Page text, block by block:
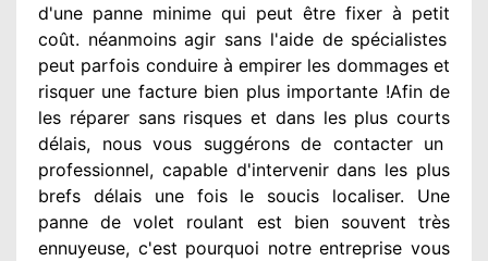
d'une panne minime qui peut être fixer à petit
coût. néanmoinsagir sans l'aide de spécialistes
peut parfois conduire à empirer les dommageset
risquer une facture bien plus importante !Afin de
les réparersans risques et dans les plus courts
délais, nous vous suggéronsde contacterun
professionnel, capable d'intervenirdans les plus
brefs délais une fois le soucis localiser. Une
panne de volet roulant est bien souvent très
ennuyeuse, c'est pourquoi notre entreprise vous